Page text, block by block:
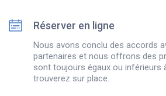
Réserver en ligne
Nous avons conclu des accords
partenaires et nous offrons des
sont toujours égaux ou inférieurs
trouverez sur place.